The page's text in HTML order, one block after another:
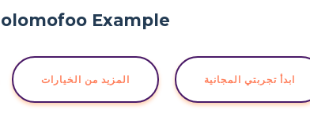
المزيد من الخيارات ابدأ تجربتي المجانية